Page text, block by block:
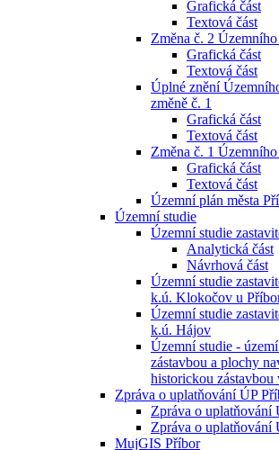
Grafická část
Textová část
Změna č. 2
Grafická část
Textová část
Úplné znění
změně č. 1
Grafická část
Textová část
Změna č. 1
Grafická část
Textová část
Územní plán města
Územní studie
Územní studie
Analytická část
Návrhová část
Územní studie
k.ú. Klokočov u
Územní studie
k.ú. Hájov
Územní studie -
zástavbou a plochy
historickou zástavbou
Zpráva o uplatňování ÚP
Zpráva o uplatňování
Zpráva o uplatňování
MujGIS Příbor